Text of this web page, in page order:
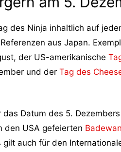
des Ninja inhaltlich auf
aus Japan.
der US-amerikanische
und der Tag des
Datum des 5.
den USA gefeierten
auch für den